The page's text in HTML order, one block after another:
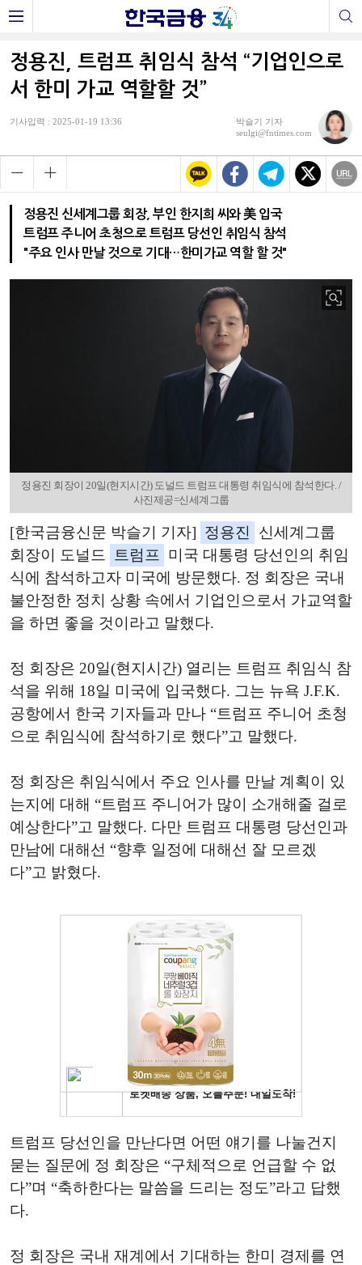
정용진, 트럼프 취임식 참석 “기업인으로
서 한미 가교 역할할 것”
기사입력 : 2025-01-19 13:36
박슬기 기자
seulgi@fntimes.com
정용진 신세계그룹 회장, 부인 한지희 씨와 美 입국
트럼프 주니어 초청으로 트럼프 당선인 취임식 참석
"주요 인사 만날 것으로 기대…한미가교 역할 할 것"
정용진 회장이 20일(현지시간) 도널드 트럼프 대통령 취임식에 참석한다. /
사진제공=신세계그룹
[한국금융신문 박슬기 기자] 정용진
신세계그룹
회장이 도널드
트럼프
미국 대통령 당선인의 취임
식에 참석하고자 미국에 방문했다. 정 회장은 국내
불안정한 정치 상황 속에서 기업인으로서 가교역할
을 하면 좋을 것이라고 말했다.
정 회장은 20일(현지시간) 열리는 트럼프 취임식 참
석을 위해 18일 미국에 입국했다. 그는 뉴욕 J.F.K.
공항에서 한국 기자들과 만나 “트럼프 주니어 초청
으로 취임식에 참석하기로 했다”고 말했다.
정 회장은 취임식에서 주요 인사를 만날 계획이 있
는지에 대해 “트럼프 주니어가 많이 소개해줄 걸로
예상한다”고 말했다. 다만 트럼프 대통령 당선인과
만남에 대해선 “향후 일정에 대해선 잘 모르겠
다”고 밝혔다.
트럼프 당선인을 만난다면 어떤 얘기를 나눌건지
묻는 질문에 정 회장은 “구체적으로 언급할 수 없
다”며 “축하한다는 말씀을 드리는 정도”라고 답했
다.
정 회장은 국내 재계에서 기대하는 한미 경제를 연